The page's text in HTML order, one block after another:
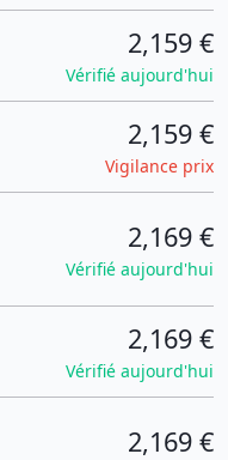
2,159 €
Vérifié aujourd'hui
2,159 €
Vigilance prix
2,169 €
Vérifié aujourd'hui
2,169 €
Vérifié aujourd'hui
2,169 €